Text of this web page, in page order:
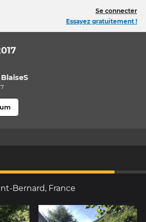
Se connecter
Essayez gratuitement !
BlaiseS
Bernard, France